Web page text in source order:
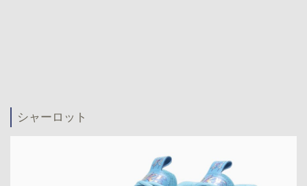
シャーロット